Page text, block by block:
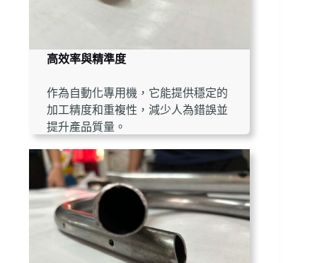
高效率與精準度
作為自動化專用機，它能提供穩定的
加工精度和重複性，減少人為錯誤並
提升產品質量。